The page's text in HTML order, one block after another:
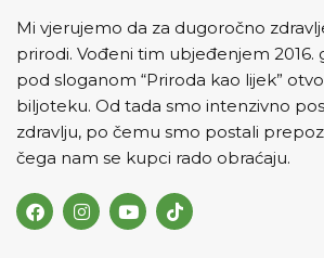
Mi vjerujemo da za dugoročno
prirodi. Vođeni tim ubjeđenjem 2016.
pod sloganom “Priroda kao lijek”
biljoteku. Od tada smo intenzivno
zdravlju, po čemu smo postali
čega nam se kupci rado obraćaju.